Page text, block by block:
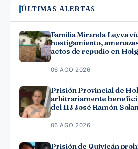
ÚLTIMAS ALERTAS
Familia Miranda Leyva
hostigamiento,
actos de repudio en
06 AGO 2026
Prisión Provincial de
arbitrariamente
del 11J José Ramón
06 AGO 2026
Prisión de Quivicán